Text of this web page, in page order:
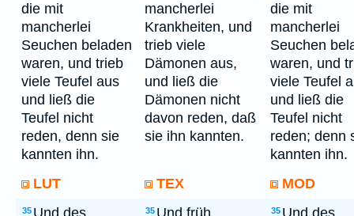
die mit
mancherlei
Seuchen beladen
waren, und trieb
viele Teufel aus
und ließ die
Teufel nicht
reden, denn sie
kannten ihn.
mancherlei
Krankheiten, und
trieb viele
Dämonen aus,
und ließ die
Dämonen nicht
davon reden, daß
sie ihn kannten.
die mit
mancherlei
Seuchen
waren, und
viele Teufel
und ließ die
Teufel nicht
reden; denn
kannten ihn.
LUT
TEX MOD
35 Und des
35 Und früh
35 Und des